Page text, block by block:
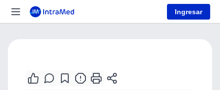
Ingresar